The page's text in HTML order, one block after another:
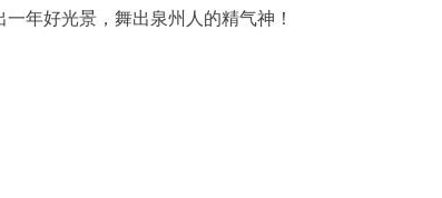
年好光景，舞出泉州人的精气神！